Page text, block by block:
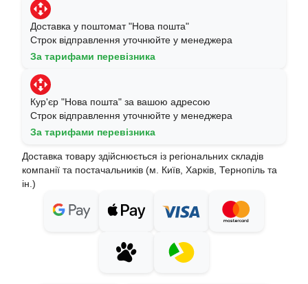
Доставка у поштомат "Нова пошта"
Строк відправлення уточнюйте у менеджера
За тарифами перевізника
Кур'єр "Нова пошта" за вашою адресою
Строк відправлення уточнюйте у менеджера
За тарифами перевізника
Доставка товару здійснюється із регіональних складів
компанії та постачальників (м. Київ, Харків, Тернопіль та
ін.)